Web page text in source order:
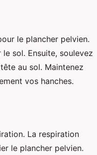
le plancher pelvien.
sol. Ensuite, soulevez
au sol. Maintenez
vos hanches.
La respiration
le plancher pelvien.